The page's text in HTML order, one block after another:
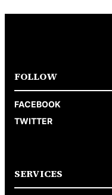
FOLLOW
FACEBOOK
TWITTER
SERVICES